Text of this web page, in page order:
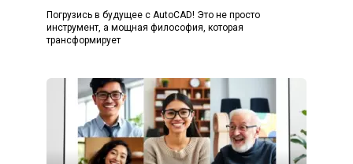
Погрузись в будущее с AutoCAD! Это не просто
инструмент, а мощная философия, которая
трансформирует